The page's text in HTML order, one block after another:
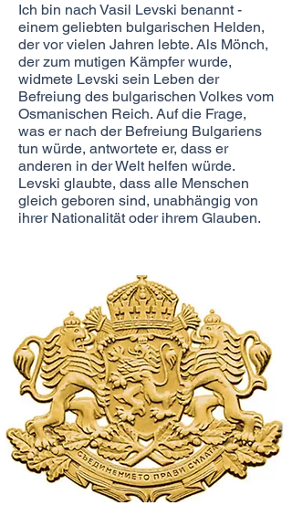
Ich bin nach Vasil Levski benannt -
einem geliebten bulgarischen Helden,
der vor vielen Jahren lebte. Als Mönch,
der zum mutigen Kämpfer wurde,
widmete Levski sein Leben der
Befreiung des bulgarischen Volkes vom
Osmanischen Reich. Auf die Frage,
was er nach der Befreiung Bulgariens
tun würde, antwortete er, dass er
anderen in der Welt helfen würde.
Levski glaubte, dass alle Menschen
gleich geboren sind, unabhängig von
ihrer Nationalität oder ihrem Glauben.